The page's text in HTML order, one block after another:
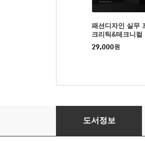
패션디자인 실무
크리틱&테크니컬
29,000원
뉴 디지털 패션 일러스
도서정보